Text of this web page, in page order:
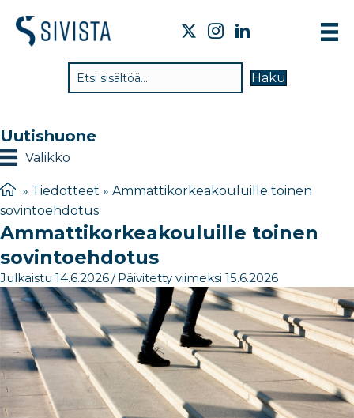
Haku
Uutishuone
Valikko
» Tiedotteet » Ammattikorkeakouluille toinen
sovintoehdotus
Ammattikorkeakouluille toinen
sovintoehdotus
Julkaistu 14.6.2026/ Päivitetty viimeksi 15.6.2026